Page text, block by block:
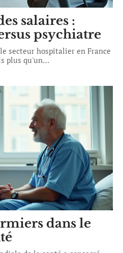
salaires :
psychiatre
secteur hospitalier en France
plus qu'un…
dans le